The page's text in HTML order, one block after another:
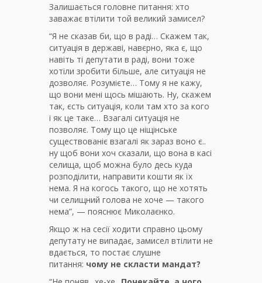
Залишається головне питання: хто
заважає втілити той великий замисел?
“Я не сказав би, що в раді… Скажем так,
ситуація в державі, навєрно, яка є, що
навіть ті депутати в раді, вони тоже
хотіли зробити більше, але ситуація не
дозволяє. Розумієте… Тому я не кажу,
що вони мені щось мішають. Ну, скажем
так, єсть ситуація, коли там хто за кого
і як це таке… Взагалі ситуація не
позволяє. Тому що це ніщінське
существованіє взагалі як зараз воно є..
ну щоб вони хоч сказали, що вона в касі
селища, щоб можна було десь куда
розподілити, направити кошти як їх
нема. Я на когось такого, що не хотять
чи селищний голова не хоче — такого
нема”, — пояснює Миколаєнко.
Якщо ж на сесії ходити справно цьому
депутату не випадає, замисел втілити не
вдається, то постає слушне
питання: чому не скласти мандат?